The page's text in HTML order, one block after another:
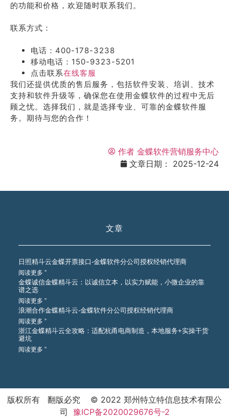
的功能和价格，欢迎随时联系我们。
联系方式：
电话：400-178-3238
移动电话：150-9323-5201
点击联系在线客服
我们还提供优质的售后服务，包括软件安装、培训、技术
支持和软件升级等，确保您在使用金蝶软件的过程中无后
顾之忧。选择我们，就是选择专业、可靠的金蝶软件服
务。期待与您的合作！
作者 金蝶软件营销服务中心
文章日期：
2025-12-24
文章
日照精斗云金蝶开票接口-金蝶软件分公司授权经销代理商
阅读更多 ”
金蝶诚信金蝶精斗云：以诚信立本，以实力赋能，小微企业的靠
谱之选
阅读更多 ”
浪潮合作金蝶精斗云-金蝶软件分公司授权经销代理商
阅读更多 ”
浙江金蝶精斗云全攻略：适配杭甬电商制造，本地服务+实操干货
避坑
阅读更多 ”
版权所有 翻版必究 © 2022 郑州特立特信息技术有限公
司 豫ICP备2020029676号-2